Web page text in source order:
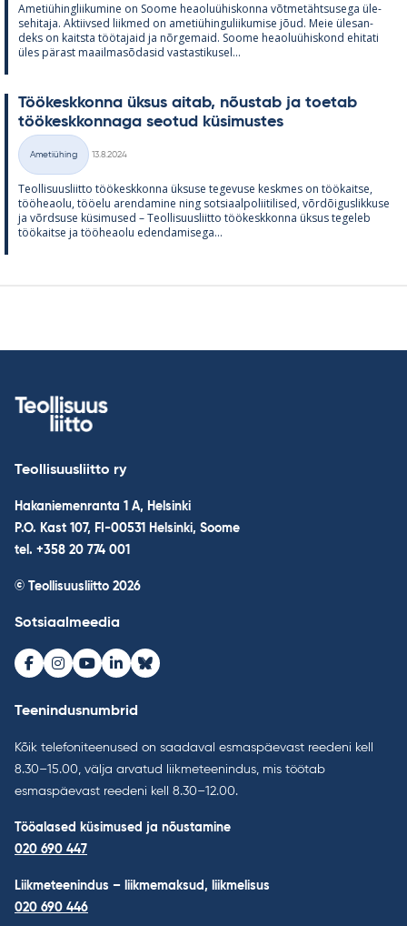
Ame­tiü­hinglii­ku­mine on Soome heao­luü­his­konna võt­me­täht­susega üle­
se­hi­taja. Ak­tiiv­sed liik­med on ame­tiü­hin­gu­lii­ku­mise jõud. Meie üle­san­
deks on kaitsta töö­ta­jaid ja nõr­ge­maid. Soome heao­luü­his­kond ehi­tati
üles pä­rast maa­il­masõ­da­sid vas­tas­ti­kusel...
Töö­kesk­konna ük­sus ai­tab, nõus­tab ja toe­tab
töö­kesk­kon­naga seo­tud kü­si­mus­tes
Kategooriad
Ametiühing
13.8.2024
Teol­li­suus­liitto töö­kesk­konna ük­suse te­ge­vuse kesk­mes on töö­kaitse,
töö­heaolu, töö­elu aren­da­mine ning sot­si­aal­po­lii­ti­li­sed, võrdõi­gus­lik­kuse
ja võrd­suse kü­si­mused – Teol­li­suus­liitto töö­kesk­konna ük­sus te­ge­leb
töö­kaitse ja töö­heaolu eden­da­mi­sega...
Teollisuusliitto ry
Hakaniemenranta 1 A, Helsinki
P.O. Kast 107, FI-00531 Helsinki, Soome
tel. +358 20 774 001
© Teollisuusliitto 2026
Sotsiaalmeedia
Facebook
Instagram
Youtube
LinkedInBluesky
Teenindusnumbrid
Kõik telefoniteenused on saadaval esmaspäevast reedeni kell
8.30–15.00, välja arvatud liikmeteenindus, mis töötab
esmaspäevast reedeni kell 8.30–12.00.
Tööalased küsimused ja nõustamine
020 690 447
Liikmeteenindus – liikmemaksud, liikmelisus
020 690 446